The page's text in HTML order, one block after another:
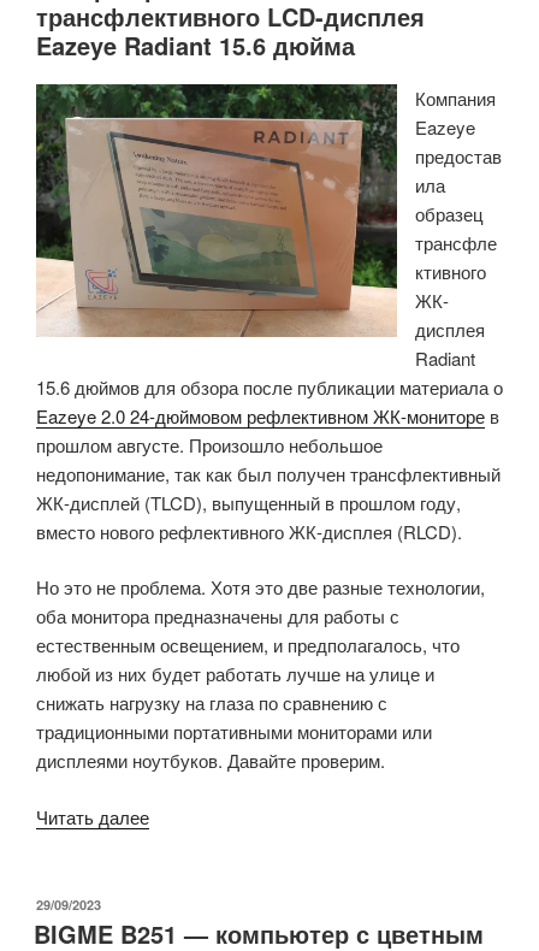
трансфлективного LCD-дисплея
Eazeye Radiant 15.6 дюйма
Компания
Eazeye
предостав
ила
образец
трансфле
ктивного
ЖК-
дисплея
Radiant
15.6 дюймов для обзора после публикации материала о
Eazeye 2.0 24-дюймовом рефлективном ЖК-мониторе в
прошлом августе. Произошло небольшое
недопонимание, так как был получен трансфлективный
ЖК-дисплей (TLCD), выпущенный в прошлом году,
вместо нового рефлективного ЖК-дисплея (RLCD).
Но это не проблема. Хотя это две разные технологии,
оба монитора предназначены для работы с
естественным освещением, и предполагалось, что
любой из них будет работать лучше на улице и
снижать нагрузку на глаза по сравнению с
традиционными портативными мониторами или
дисплеями ноутбуков. Давайте проверим.
Читать далее«Обзор
дисплея
ОПУБЛИКОВАНО
29/09/2023
BIGME B251 — компьютер с цветным